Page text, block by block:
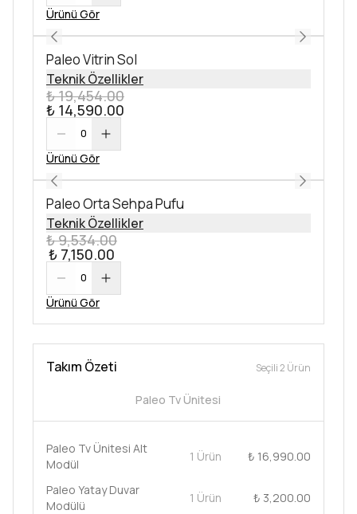
Ürünü Gör
Paleo Vitrin Sol
Teknik Özellikler
₺ 19,454.00
₺ 14,590.00
0
Ürünü Gör
Paleo Orta Sehpa Pufu
Teknik Özellikler
₺ 9,534.00
₺ 7,150.00
0
Ürünü Gör
Takım Özeti Seçili 2 Ürün
Paleo Tv Ünitesi
Paleo Tv Ünitesi Alt
Modül
1 Ürün ₺ 16,990.00
Paleo Yatay Duvar
Modülü
1 Ürün ₺ 3,200.00